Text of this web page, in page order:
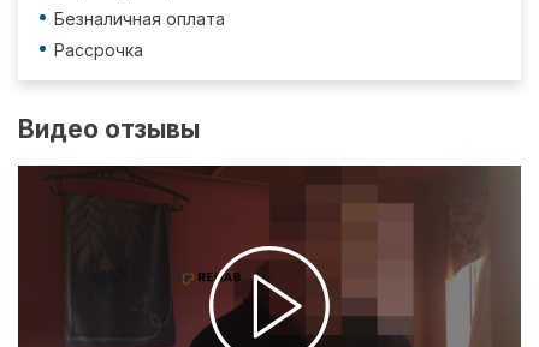
Безналичная оплата
Рассрочка
Видео отзывы